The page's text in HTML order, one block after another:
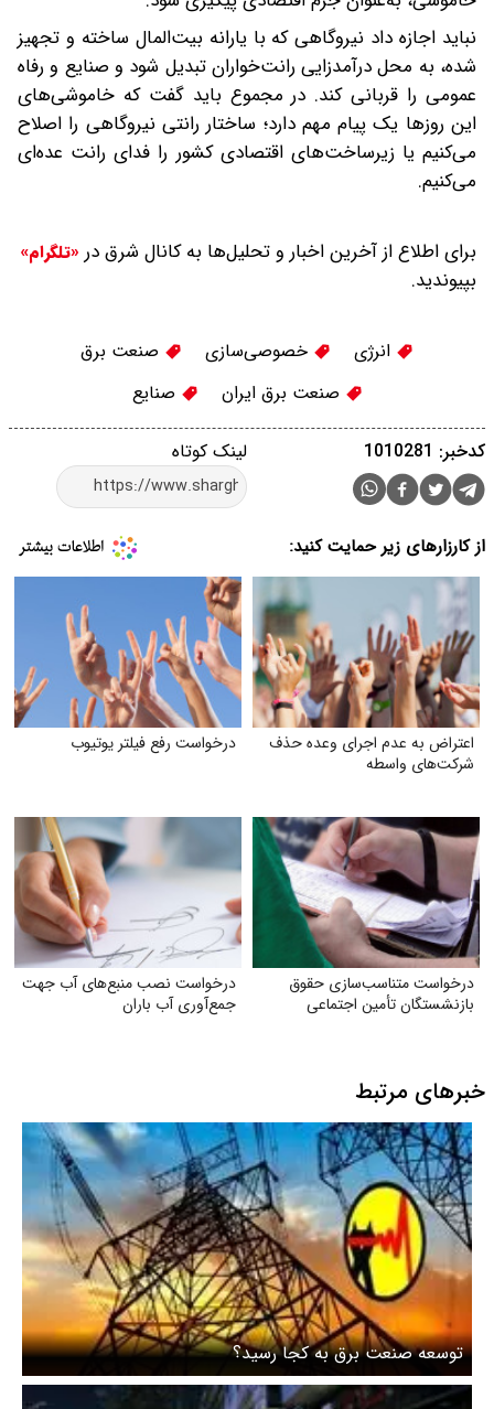
نباید اجازه داد نیروگاهی که با یارانه بیت‌المال ساخته و تجهیز
شده، به محل درآمدزایی رانت‌خواران تبدیل شود و صنایع و رفاه
عمومی را قربانی کند. در مجموع باید گفت که خاموشی‌های
این روزها یک پیام مهم دارد؛ ساختار رانتی نیروگاهی را اصلاح
می‌کنیم یا زیرساخت‌های اقتصادی کشور را فدای رانت عده‌ای
می‌کنیم.
برای اطلاع از آخرین اخبار و تحلیل‌ها به کانال شرق در «تلگرام»
بپیوندید.
انرژی خصوصی‌سازی
صنعت برق
صنعت برق ایران
صنایع
لینک کوتاه کدخبر: 1010281
از کارزارهای زیر حمایت کنید:
اعتراض به عدم اجرای وعده حذف
شرکت‌های واسطه
درخواست رفع فیلتر یوتیوب
درخواست متناسب‌سازی حقوق
بازنشستگان تأمین اجتماعی
درخواست نصب منبع‌های آب جهت
جمع‌آوری آب باران
خبرهای مرتبط
توسعه صنعت برق به کجا رسید؟